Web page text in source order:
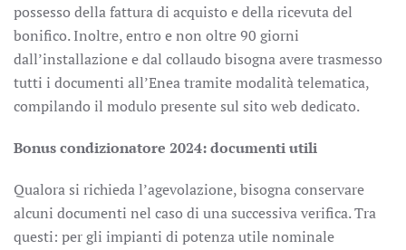
possesso della fattura di acquisto e della ricevuta del
bonifico. Inoltre, entro e non oltre 90 giorni
dall’installazione e dal collaudo bisogna avere trasmesso
tutti i documenti all’Enea tramite modalità telematica,
compilando il modulo presente sul sito web dedicato.
Bonus condizionatore 2024: documenti utili
Qualora si richieda l’agevolazione, bisogna conservare
alcuni documenti nel caso di una successiva verifica. Tra
questi: per gli impianti di potenza utile nominale